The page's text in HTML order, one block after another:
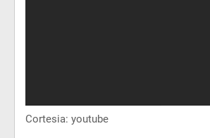
Cortesia: youtube